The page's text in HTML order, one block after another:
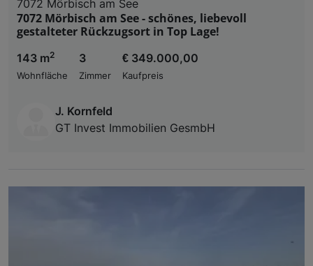
7072 Mörbisch am See
7072 Mörbisch am See - schönes, liebevoll
gestalteter Rückzugsort in Top Lage!
143 m2
Wohnfläche
3
Zimmer
€ 349.000,00
Kaufpreis
J. Kornfeld
GT Invest Immobilien GesmbH